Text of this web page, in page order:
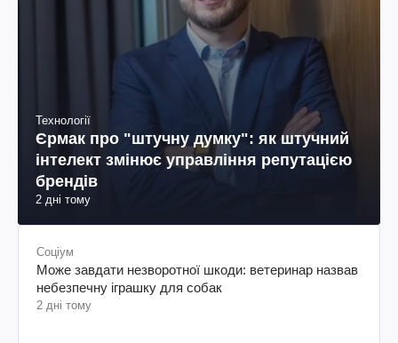
Технології
Єрмак про "штучну думку": як штучний
інтелект змінює управління репутацією
брендів
2 дні тому
Соціум
Може завдати незворотної шкоди: ветеринар назвав
небезпечну іграшку для собак
2 дні тому